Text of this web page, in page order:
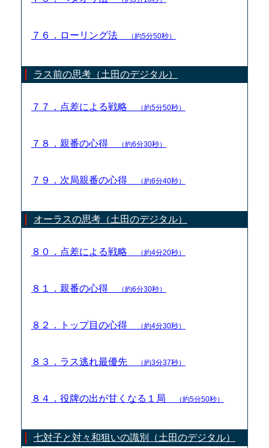
７６．ローリング法 （約5分50秒）
ラス前の思考（土田のデジタル）
７７．点差による戦略 （約5分50秒）
７８．親番の心得 （約6分30秒）
７９．次局親番の心得 （約6分40秒）
オーラスの思考（土田のデジタル）
８０．点差による戦略 （約4分20秒）
８１．親番の心得 （約6分30秒）
８２．トップ目の心得 （約4分30秒）
８３．ラス逃れ最優先 （約3分37秒）
８４．役牌の出が甘くなる１局 （約5分50秒）
七対子と対々和狙いの識別（土田のデジタル）